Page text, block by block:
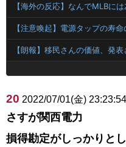
【注意喚起】電源タップの寿
【朗報】移民さんの価値、発表
20 2022/07/01(金)
さすが関西電力
損得勘定がしっかりと